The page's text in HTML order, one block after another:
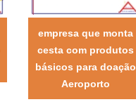
empresa que monta
cesta com produtos
básicos para doação
Aeroporto